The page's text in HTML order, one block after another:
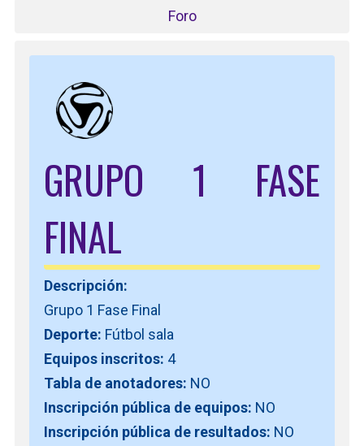
Foro
GRUPO 1 FASE
FINAL
Descripción:
Grupo 1 Fase Final
Deporte: Fútbol sala
Equipos inscritos: 4
Tabla de anotadores: NO
Inscripción pública de equipos: NO
Inscripción pública de resultados: NO